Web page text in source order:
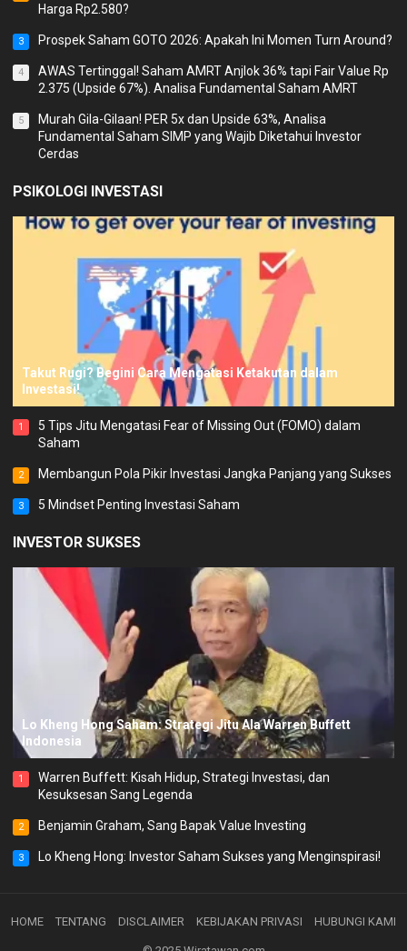
Harga Rp2.580?
3 Prospek Saham GOTO 2026: Apakah Ini Momen Turn Around?
4
AWAS Tertinggal! Saham AMRT Anjlok 36% tapi Fair Value Rp
2.375 (Upside 67%). Analisa Fundamental Saham AMRT
5
Murah Gila-Gilaan! PER 5x dan Upside 63%, Analisa
Fundamental Saham SIMP yang Wajib Diketahui Investor
Cerdas
PSIKOLOGI INVESTASI
Takut Rugi? Begini Cara Mengatasi Ketakutan dalam
Investasi!
1
5 Tips Jitu Mengatasi Fear of Missing Out (FOMO) dalam
Saham
2 Membangun Pola Pikir Investasi Jangka Panjang yang Sukses
3 5 Mindset Penting Investasi Saham
INVESTOR SUKSES
Lo Kheng Hong Saham: Strategi Jitu Ala Warren Buffett
Indonesia
1
Warren Buffett: Kisah Hidup, Strategi Investasi, dan
Kesuksesan Sang Legenda
2 Benjamin Graham, Sang Bapak Value Investing
3 Lo Kheng Hong: Investor Saham Sukses yang Menginspirasi!
HOME TENTANG DISCLAIMER KEBIJAKAN PRIVASI HUBUNGI KAMI